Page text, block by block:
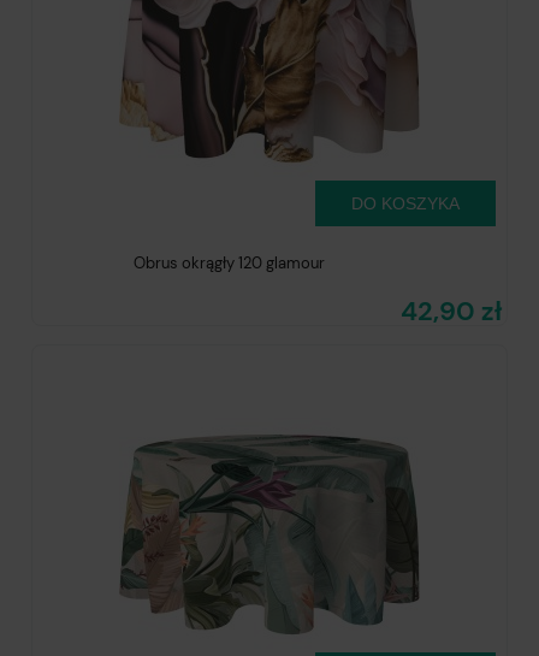
Obrus okrągły 120 glamour
42,90 zł
DO KOSZYKA